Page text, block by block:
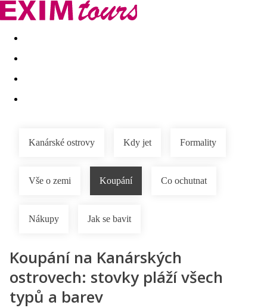
Akční nabídky Last minute
Kanárské ostrovy Kdy jet Formality
Vše o zemi Koupání Co ochutnat
Nákupy Jak se bavit
Koupání na Kanárských
ostrovech: stovky pláží všech
typů a barev